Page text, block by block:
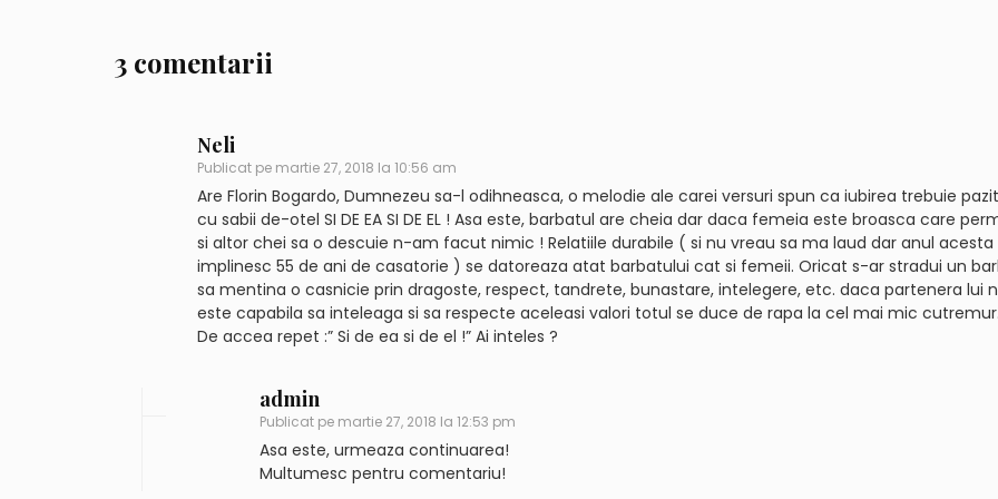
3 comentarii
Neli
Publicat pe martie 27, 2018 la 10:56 am
Are Florin Bogardo, Dumnezeu sa-l odihneasca, o melodie ale carei versuri spun ca iubirea trebuie
cu sabii de-otel SI DE EA SI DE EL ! Asa este, barbatul are cheia dar daca femeia este broasca care
si altor chei sa o descuie n-am facut nimic ! Relatiile durabile ( si nu vreau sa ma laud dar anul acesta
implinesc 55 de ani de casatorie ) se datoreaza atat barbatului cat si femeii. Oricat s-ar stradui un
sa mentina o casnicie prin dragoste, respect, tandrete, bunastare, intelegere, etc. daca partenera lui
este capabila sa inteleaga si sa respecte aceleasi valori totul se duce de rapa la cel mai mic cutremur.
De accea repet :” Si de ea si de el !” Ai inteles ?
admin
Publicat pe martie 27, 2018 la 12:53 pm
Asa este, urmeaza continuarea!
Multumesc pentru comentariu!